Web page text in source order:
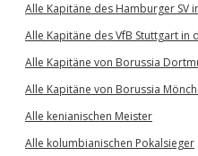
Alle Kapitäne des Hamburger SV
Alle Kapitäne des VfB Stuttgart in
Alle Kapitäne von Borussia
Alle Kapitäne von Borussia
Alle kenianischen Meister
Alle kolumbianischen Pokalsieger